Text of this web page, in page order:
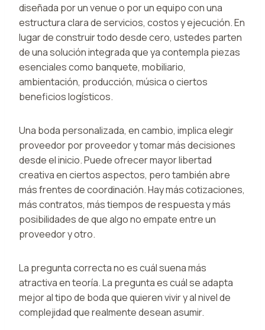
diseñada por un venue o por un equipo con una
estructura clara de servicios, costos y ejecución. En
lugar de construir todo desde cero, ustedes parten
de una solución integrada que ya contempla piezas
esenciales como banquete, mobiliario,
ambientación, producción, música o ciertos
beneficios logísticos.
Una boda personalizada, en cambio, implica elegir
proveedor por proveedor y tomar más decisiones
desde el inicio. Puede ofrecer mayor libertad
creativa en ciertos aspectos, pero también abre
más frentes de coordinación. Hay más cotizaciones,
más contratos, más tiempos de respuesta y más
posibilidades de que algo no empate entre un
proveedor y otro.
La pregunta correcta no es cuál suena más
atractiva en teoría. La pregunta es cuál se adapta
mejor al tipo de boda que quieren vivir y al nivel de
complejidad que realmente desean asumir.